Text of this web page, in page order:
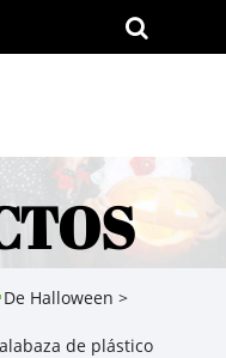
Halloween >
de plástico